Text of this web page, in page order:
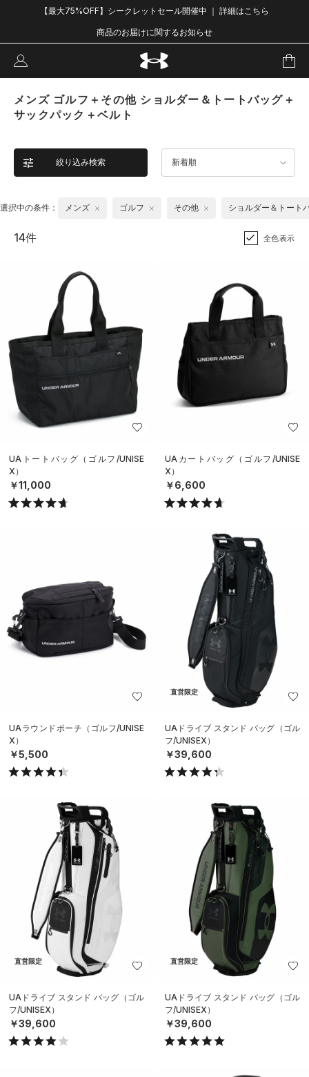
【最大75%OFF】シークレットセール開催中 ｜ 詳細はこちら
商品のお届けに関するお知らせ
メンズ ゴルフ＋その他 ショルダー＆トートバッグ＋
サックパック＋ベルト
絞り込み検索 新着順
選択中の条件： メンズ ゴルフ その他 ショルダー＆トート
14件 全色表示
UAトートバッグ（ゴルフ/UNISE
X）
￥11,000
UAカートバッグ（ゴルフ/UNISE
X）
￥6,600
UAラウンドポーチ（ゴルフ/UNISE
X）
￥5,500
直営限定
UAドライブ スタンド バッグ（ゴル
フ/UNISEX）
￥39,600
直営限定
UAドライブ スタンド バッグ（ゴル
フ/UNISEX）
￥39,600
直営限定
UAドライブ スタンド バッグ（ゴル
フ/UNISEX）
￥39,600